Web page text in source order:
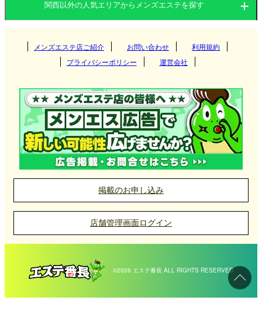
落ち着いた雰囲気のため、リラックスしながら施術
を受けられるのが特徴です。
岸和田メンズエステ店の選び方
岸和田駅周辺を中心に店舗が集まっており、南海本
線や阪和線を利用して気軽に訪れることができま
す。仕事帰りや休日のリフレッシュに立ち寄りやす
い立地が魅力です。
岸和田のメンズエステは、マンション型をはじめと
するプライベートな空間が多く、都会の喧騒から離
れてリラックスできる環境が整っています。また、
セラピストとの親密な時間を過ごせる個室型が主流
兵庫県 滋賀県
奈良県 和歌山県
梅田
南森町
堺筋本町
阿波座
京橋(大阪)
京都府
四条烏丸
二条
四条河原町
三宮
尼崎
姫路
明石
加古川
西宮
滋賀県
草津
大津
奈良県
奈良 和歌山県
和歌山
関西以外の人気エリアからメンズエステを探す
関東
栃木県 東京都
神奈川県 千葉県
埼玉県
愛知県 岐阜県
三重県 静岡県
北海道・東北
北海道 岩手県
秋田県 青森県
福島県
九州・沖縄
福岡県 大分県
長崎県 宮崎県
熊本県 鹿児島県
沖縄県 佐賀県
中国
山口県 鳥取県
島根県
北陸・甲信越
福井県 新潟県
長野県 山梨県
四国
愛媛県 香川県
高知県 徳島県
メンズエステ店ご紹介 お問い合わせ
利用規約
プライバシーポリシー
運営会社
掲載のお申し込み
店舗管理画面ログイン
©2026 エステ番長 ALL RIGHTS RESERVED